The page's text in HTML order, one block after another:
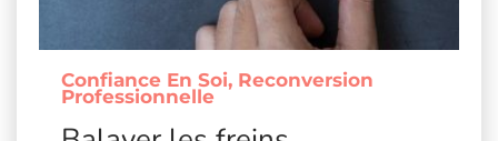
Confiance En Soi Reconversion
Professionnelle